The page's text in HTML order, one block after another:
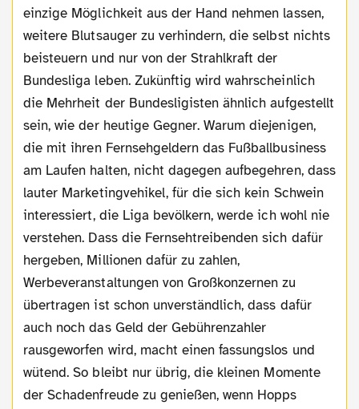
einzige Möglichkeit aus der Hand nehmen lassen,
weitere Blutsauger zu verhindern, die selbst nichts
beisteuern und nur von der Strahlkraft der
Bundesliga leben. Zukünftig wird wahrscheinlich
die Mehrheit der Bundesligisten ähnlich aufgestellt
sein, wie der heutige Gegner. Warum diejenigen,
die mit ihren Fernsehgeldern das Fußballbusiness
am Laufen halten, nicht dagegen aufbegehren, dass
lauter Marketingvehikel, für die sich kein Schwein
interessiert, die Liga bevölkern, werde ich wohl nie
verstehen. Dass die Fernsehtreibenden sich dafür
hergeben, Millionen dafür zu zahlen,
Werbeveranstaltungen von Großkonzernen zu
übertragen ist schon unverständlich, dass dafür
auch noch das Geld der Gebührenzahler
rausgeworfen wird, macht einen fassungslos und
wütend. So bleibt nur übrig, die kleinen Momente
der Schadenfreude zu genießen, wenn Hopps